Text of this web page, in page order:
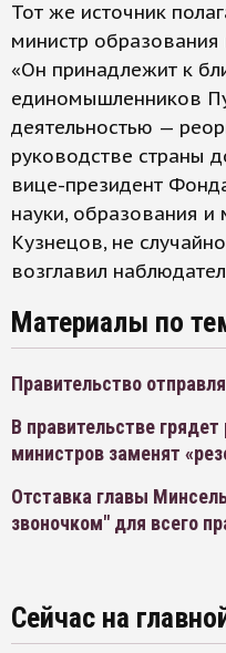
Тот же источник
министр
«Он принадлежит к
единомышленников
деятельностью —
руководстве страны
вице-президент
науки, образования
Кузнецов, не
возглавил
Материалы по
Правительство
В правительстве
министров заменят
Отставка главы
звоночком" для всего
Сейчас на